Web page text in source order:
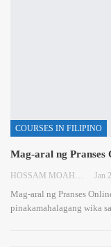
COURSES IN FILIPINO
Mag-aral ng Pranses
HOSSAM MOAHMED Jan
Mag-aral ng Pranses
pinakamahalagang wika